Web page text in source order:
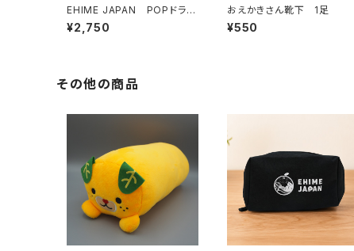
EHIME JAPAN POPドライ
Tシャツ〈紺×黄〉
¥2,750
おえかきさん靴下 1足
¥550
その他の商品